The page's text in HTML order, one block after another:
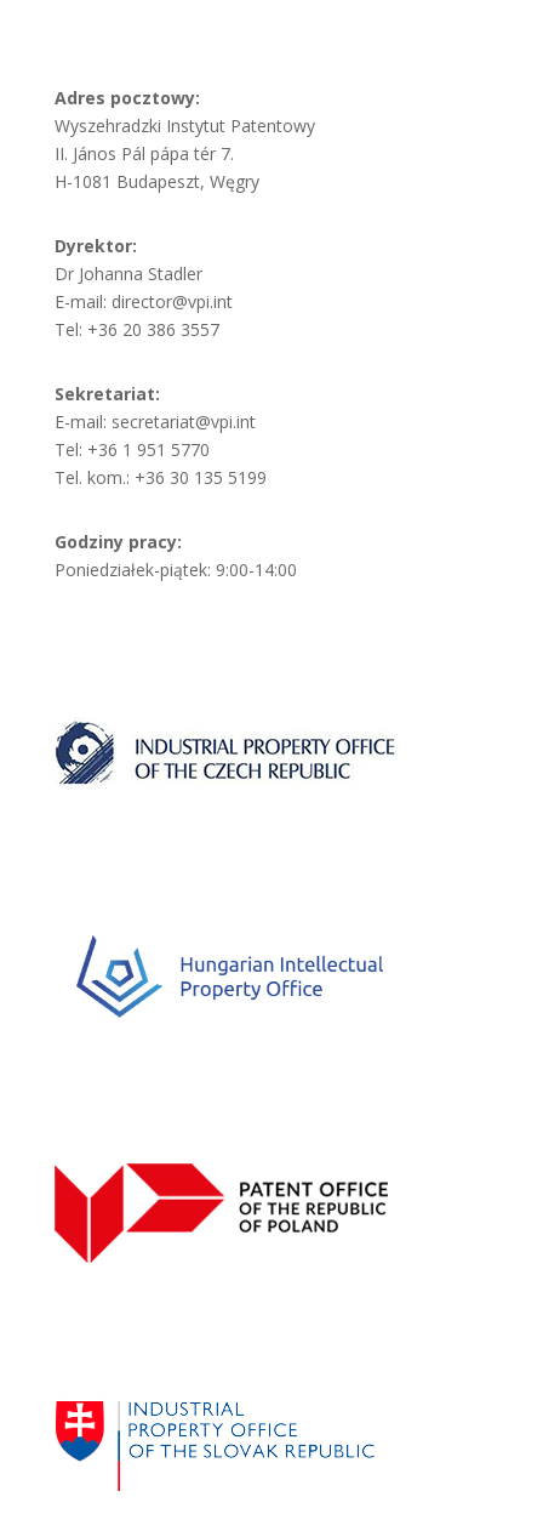
Adres pocztowy:
Wyszehradzki Instytut Patentowy
II. János Pál pápa tér 7.
H-1081 Budapeszt, Węgry
Dyrektor:
Dr Johanna Stadler
E-mail: director@vpi.int
Tel: +36 20 386 3557
Sekretariat:
E-mail: secretariat@vpi.int
Tel: +36 1 951 5770
Tel. kom.: +36 30 135 5199
Godziny pracy:
Poniedziałek-piątek: 9:00-14:00